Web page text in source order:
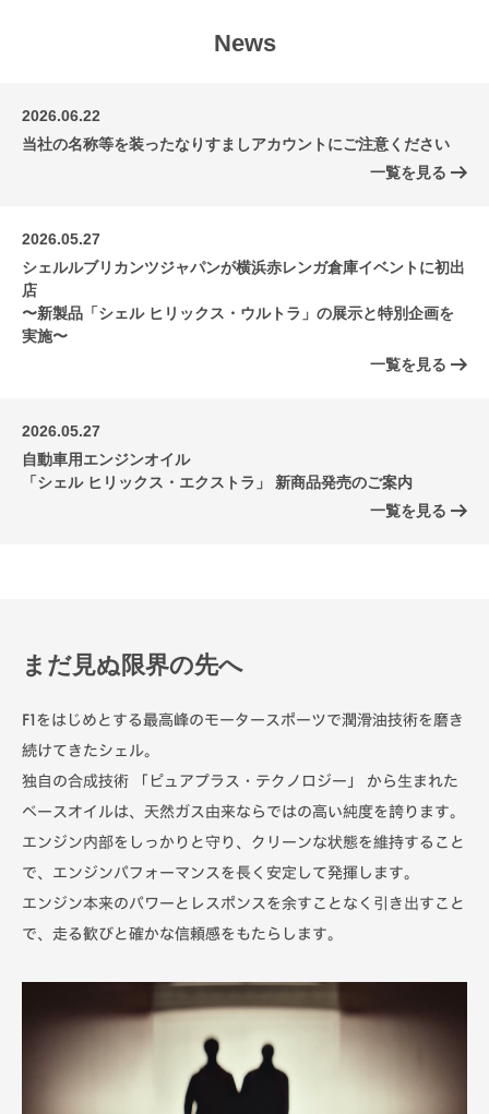
News
2026.06.22
当社の名称等を装ったなりすましアカウントにご注意ください
一覧を見る
2026.05.27
シェルルブリカンツジャパンが横浜赤レンガ倉庫イベントに初出
店
〜新製品「シェル ヒリックス・ウルトラ」の展示と特別企画を
実施〜
一覧を見る
2026.05.27
自動車用エンジンオイル
「シェル ヒリックス・エクストラ」 新商品発売のご案内
一覧を見る
まだ見ぬ限界の先へ
F1をはじめとする最高峰のモータースポーツで潤滑油技術を磨き
続けてきたシェル。
独自の合成技術 「ピュアプラス・テクノロジー」 から生まれた
ベースオイルは、天然ガス由来ならではの高い純度を誇ります。
エンジン内部をしっかりと守り、クリーンな状態を維持すること
で、エンジンパフォーマンスを長く安定して発揮します。
エンジン本来のパワーとレスポンスを余すことなく引き出すこと
で、走る歓びと確かな信頼感をもたらします。